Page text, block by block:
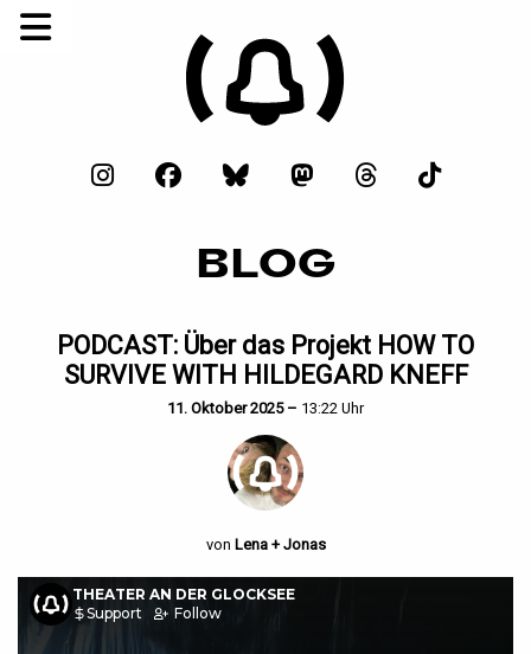
BLOG
PODCAST: Über das Projekt HOW TO
SURVIVE WITH HILDEGARD KNEFF
11. Oktober 2025 – 13:22 Uhr
von Lena + Jonas